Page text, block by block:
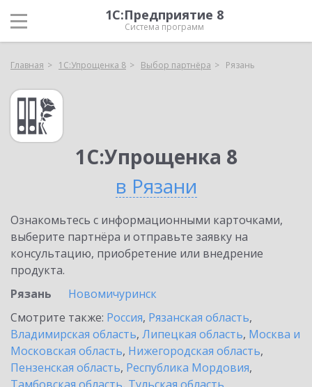
1С:Предприятие 8
Система программ
Главная 1С:Упрощенка 8 Выбор партнёра Рязань
1С:Упрощенка 8
в Рязани
Ознакомьтесь с информационными карточками,
выберите партнёра и отправьте заявку на
консультацию, приобретение или внедрение
продукта.
Рязань
Новомичуринск
Смотрите также: Россия, Рязанская область,
Владимирская область, Липецкая область, Москва и
Московская область, Нижегородская область,
Пензенская область, Республика Мордовия,